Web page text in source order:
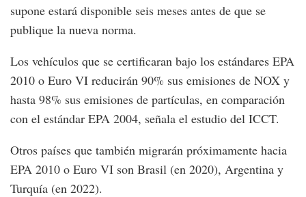
supone estará disponible seis meses antes de que se
publique la nueva norma.
Los vehículos que se certificaran bajo los estándares EPA
2010 o Euro VI reducirán 90% sus emisiones de NOX y
hasta 98% sus emisiones de partículas, en comparación
con el estándar EPA 2004, señala el estudio del ICCT.
Otros países que también migrarán próximamente hacia
EPA 2010 o Euro VI son Brasil (en 2020), Argentina y
Turquía (en 2022).